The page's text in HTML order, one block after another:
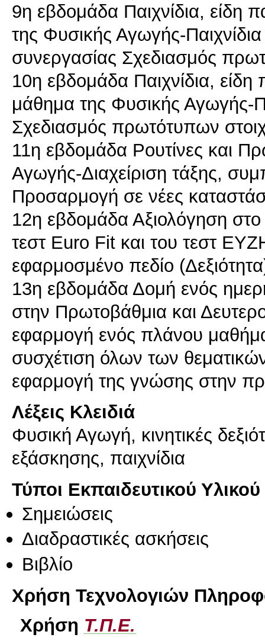
9η εβδομάδα Παιχνίδια, είδη
της Φυσικής Αγωγής-
συνεργασίας Σχεδιασμός
10η εβδομάδα Παιχνίδια, είδη
μάθημα της Φυσικής Αγωγής-
Σχεδιασμός πρωτότυπων
11η εβδομάδα Ρουτίνες και
Αγωγής-Διαχείριση τάξης,
Προσαρμογή σε νέες
12η εβδομάδα Αξιολόγηση
τεστ Euro Fit και του τεστ
εφαρμοσμένο πεδίο
13η εβδομάδα Δομή ενός
στην Πρωτοβάθμια και
εφαρμογή ενός πλάνου
συσχέτιση όλων των
Λέξεις Κλειδιά
Φυσική Αγωγή, κινητικές
εξάσκησης, παιχνίδια
Τύποι Εκπαιδευτικού Υλικού
Σημειώσεις
Διαδραστικές ασκήσεις
Βιβλίο
Χρήση Τεχνολογιών
Χρήση Τ.Π.Ε.